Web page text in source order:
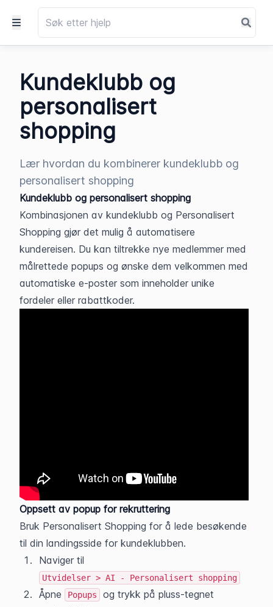
Kundeklubb og
personalisert
shopping
Lær hvordan du kombinerer kundeklubb og
personalisert shopping
Kundeklubb og personalisert shopping
Kombinasjonen av kundeklubb og Personalisert
Shopping gjør det mulig å automatisere
kundereisen. Du kan tiltrekke nye medlemmer med
målrettede popups og ønske dem velkommen med
automatiske e-poster som inneholder unike
fordeler eller rabattkoder.
Oppsett av popup for rekruttering
Bruk Personalisert Shopping for å lede besøkende
til din landingsside for kundeklubben.
Utvidelser > AI - Personalisert shopping
Åpne Popups
og trykk på pluss-tegnet